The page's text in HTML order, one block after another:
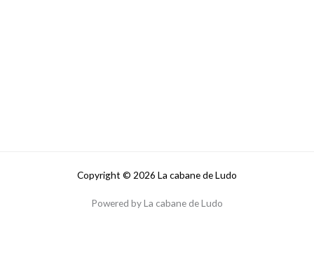
Copyright © 2026 La cabane de Ludo
Powered by La cabane de Ludo